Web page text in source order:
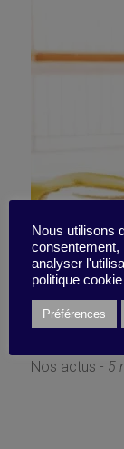
Allez-
Nos actus - 5
Nous utilisons
consentement,
analyser
politique
Préférences